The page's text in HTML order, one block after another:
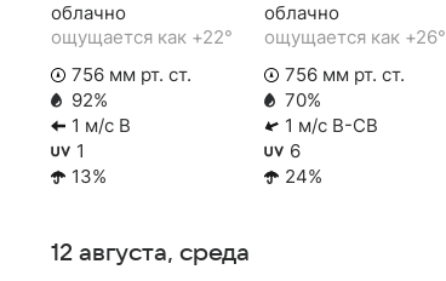
облачно
ощущается как +22°
756 мм рт. ст.
92%
1 м/с В
1
13%
облачно
ощущается как +26°
756 мм рт. ст.
70%
1 м/с В-СВ
6
24%
12 августа, среда